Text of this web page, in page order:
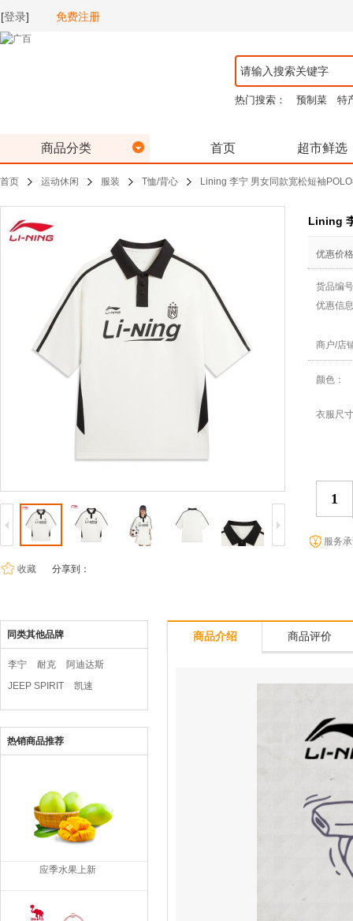
[登录] 免费注册
热门搜索： 预制菜 特
商品分类 首页 超市鲜选
首页 运动休闲 服装 T恤/背心 Lining 李宁 男女同款宽松短袖
收藏 分享到：
Lining
优惠价
货品编
优惠信
商户/店
颜色：
衣服尺
服务
同类其他品牌
李宁 耐克
阿迪达斯
JEEP SPIRIT
凯速
热销商品推荐
应季水果上新
商品介绍 商品评价